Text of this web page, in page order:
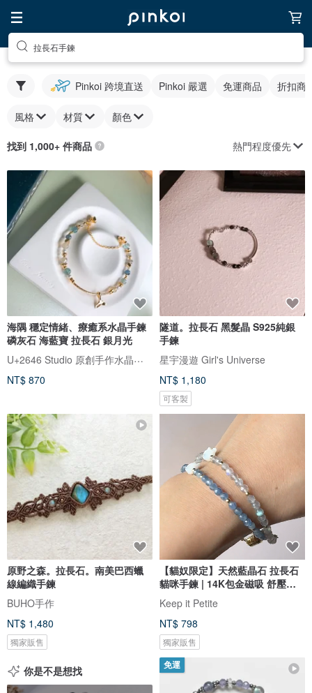
拉長石手鍊
Pinkoi 跨境直送 Pinkoi 嚴選 免運商品 折扣商
風格 材質 顏色
找到 1,000+ 件商品 熱門程度優先
海隅 穩定情緒、療癒系水晶手鍊
磷灰石 海藍寶 拉長石 銀月光
U+2646 Studio 原創手作水晶飾品
NT$ 870
隧道。拉長石 黑髮晶 S925純銀
手鍊
星宇漫遊 Girl's Universe
NT$ 1,180
可客製
原野之森。拉長石。南美巴西蠟
線編織手鍊
BUHO手作
NT$ 1,480
獨家販售
【貓奴限定】天然藍晶石 拉長石
貓咪手鍊 | 14K包金磁吸 舒壓靈
感
Keep it Petite
NT$ 798
獨家販售
你是不是想找 免運